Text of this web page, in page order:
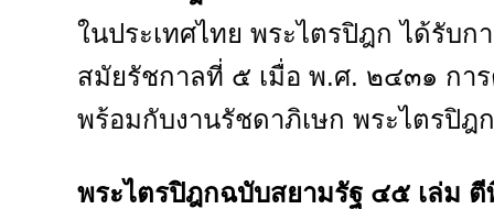
ในประเทศไทย พระไตรปิฎก ได้รับ
สมัยรัชกาลที่ ๕ เมื่อ พ.ศ. ๒๔๓๑ กา
พร้อมกับงานรัชดาภิเษก พระไตรปิ
พระไตรปิฎกฉบับสยามรัฐ ๔๕ เล่ม